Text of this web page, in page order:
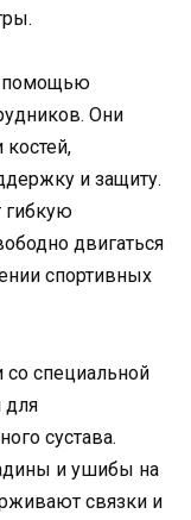
помощью
Они
и защиту.
гибкую
двигаться
спортивных
со специальной
для
сустава.
и ушибы на
связки и